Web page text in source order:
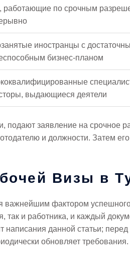
работающие по срочным
иностранцы с
бизнес-планом
выдающиеся деятели
заявление на срочное
и должности. Затем
Визы в
важнейшим фактором
так и работника, и каждый
данной статьи;
обновляет требования.